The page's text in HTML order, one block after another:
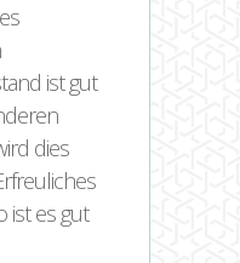
ist gut
dies
ist es gut